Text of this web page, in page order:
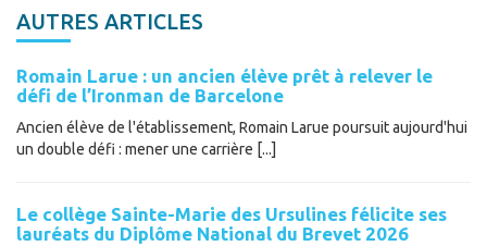
AUTRES ARTICLES
Romain Larue : un ancien élève prêt à relever le
défi de l’Ironman de Barcelone
Ancien élève de l'établissement, Romain Larue poursuit aujourd'hui
un double défi : mener une carrière [...]
Le collège Sainte-Marie des Ursulines félicite ses
lauréats du Diplôme National du Brevet 2026